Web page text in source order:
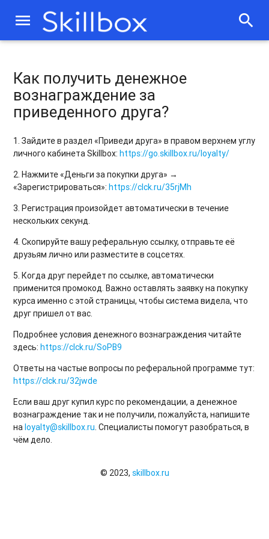
menu search
Как получить денежное
вознаграждение за
приведенного друга?
1. Зайдите в раздел «Приведи друга» в правом верхнем углу
личного кабинета Skillbox:https://go.skillbox.ru/loyalty/
2. Нажмите «Деньги за покупки друга» →
«Зарегистрироваться»:https://clck.ru/35rjMh
3. Регистрация произойдет автоматически в течение
нескольких секунд.
4. Скопируйте вашу реферальную ссылку, отправьте её
друзьям лично или разместите в соцсетях.
5. Когда друг перейдет по ссылке, автоматически
применится промокод. Важно оставлять заявку на покупку
курса именно с этой страницы, чтобы система видела, что
друг пришел от вас.
Подробнее условия денежного вознаграждения читайте
здесь:https://clck.ru/SoPB9
Ответы на частые вопросы по реферальной программе тут:
https://clck.ru/32jwde
Если ваш друг купил курс по рекомендации, а денежное
вознаграждение так и не получили, пожалуйста, напишите
наloyalty@skillbox.ru. Специалисты помогут разобраться, в
чём дело.
© 2023, skillbox.ru